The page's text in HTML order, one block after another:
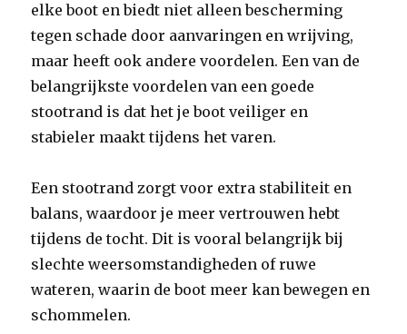
elke boot en biedt niet alleen bescherming
tegen schade door aanvaringen en wrijving,
maar heeft ook andere voordelen. Een van de
belangrijkste voordelen van een goede
stootrand is dat het je boot veiliger en
stabieler maakt tijdens het varen.
Een stootrand zorgt voor extra stabiliteit en
balans, waardoor je meer vertrouwen hebt
tijdens de tocht. Dit is vooral belangrijk bij
slechte weersomstandigheden of ruwe
wateren, waarin de boot meer kan bewegen en
schommelen.